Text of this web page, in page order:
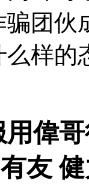
骗团
么样
偉
友